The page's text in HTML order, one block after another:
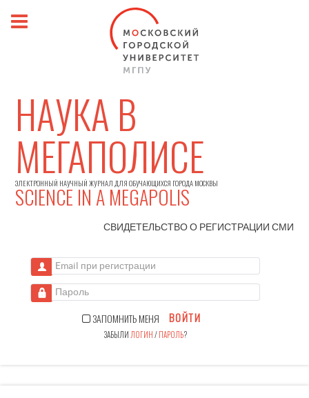
НАУКА В
МЕГАПОЛИСЕ
ЭЛЕКТРОННЫЙ НАУЧНЫЙ ЖУРНАЛ ДЛЯ ОБУЧАЮЩИХСЯ ГОРОДА МОСКВЫ
SCIENCE IN A MEGAPOLIS
СВИДЕТЕЛЬСТВО О РЕГИСТРАЦИИСМИ
Email при регистрации
Пароль
ЗАПОМНИТЬ МЕНЯ ВОЙТИ
ЗАБЫЛИ ЛОГИН/ПАРОЛЬ?